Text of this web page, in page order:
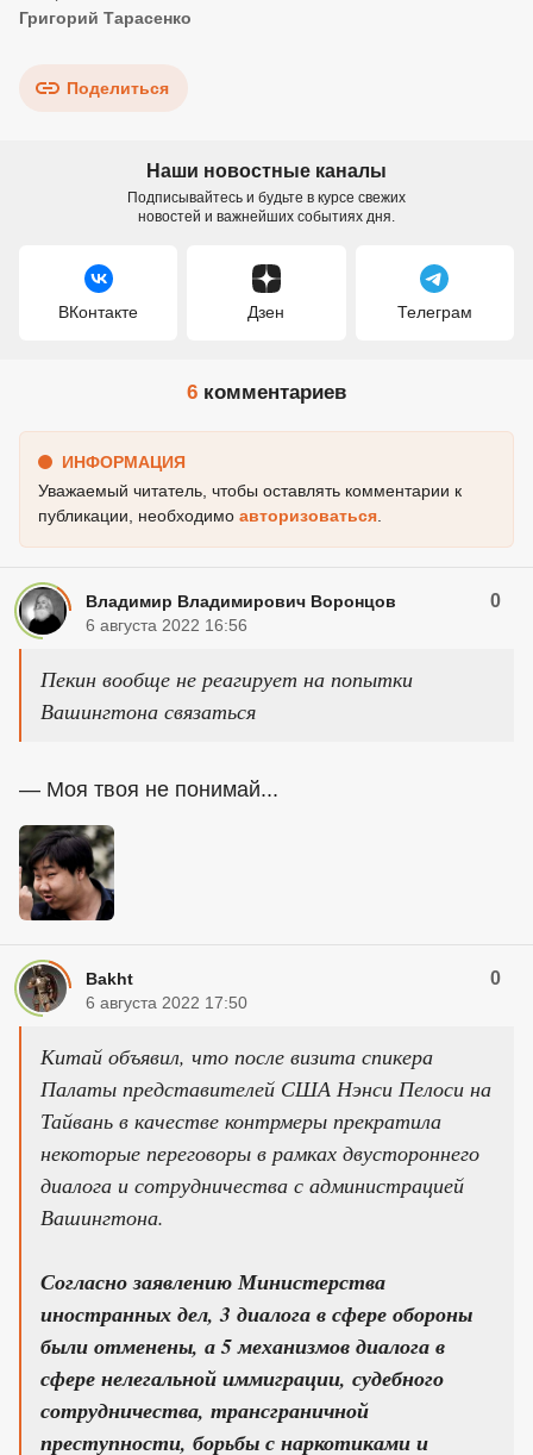
Григорий Тарасенко
Поделиться
Наши новостные каналы
Подписывайтесь и будьте в курсе свежих
новостей и важнейших событиях дня.
ВКонтакте Дзен Телеграм
6 комментариев
ИНФОРМАЦИЯ
Уважаемый читатель, чтобы оставлять комментарии к
публикации, необходимо авторизоваться
Владимир Владимирович Воронцов 0
6 августа 2022 16:56
Пекин вообще не реагирует на попытки
Вашингтона связаться
— Моя твоя не понимай...
Bakht 0
6 августа 2022 17:50
Китай объявил, что после визита спикера
Палаты представителей США Нэнси Пелоси на
Тайвань в качестве контрмеры прекратила
некоторые переговоры в рамках двустороннего
диалога и сотрудничества с администрацией
Вашингтона.
Согласно заявлению Министерства
иностранных дел, 3 диалога в сфере обороны
были отменены, а 5 механизмов диалога в
сфере нелегальной иммиграции, судебного
сотрудничества, трансграничной
преступности, борьбы с наркотиками и